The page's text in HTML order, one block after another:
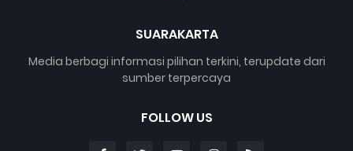
SUARAKARTA
Media berbagi informasi pilihan terkini, terupdate dari
sumber terpercaya
FOLLOW US